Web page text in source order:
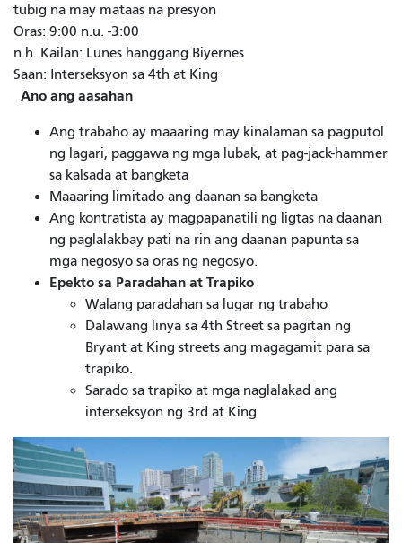
tubig na may mataas na presyon
Oras: 9:00 n.u. -3:00
n.h. Kailan: Lunes hanggang Biyernes
Saan: Interseksyon sa 4th at King
Ano ang aasahan
Ang trabaho ay maaaring may kinalaman sa pagputol
ng lagari, paggawa ng mga lubak, at pag-jack-hammer
sa kalsada at bangketa
Maaaring limitado ang daanan sa bangketa
Ang kontratista ay magpapanatili ng ligtas na daanan
ng paglalakbay pati na rin ang daanan papunta sa
mga negosyo sa oras ng negosyo.
Epekto sa Paradahan at Trapiko
Walang paradahan sa lugar ng trabaho
Dalawang linya sa 4th Street sa pagitan ng
Bryant at King streets ang magagamit para sa
trapiko.
Sarado sa trapiko at mga naglalakad ang
interseksyon ng 3rd at King